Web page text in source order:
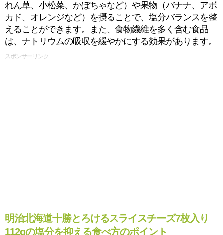
れん草、小松菜、かぼちゃなど）や果物（バナナ、アボ
カド、オレンジなど）を摂ることで、塩分バランスを整
えることができます。また、食物繊維を多く含む食品
は、ナトリウムの吸収を緩やかにする効果があります。
スポンサーリンク
明治北海道十勝とろけるスライスチーズ7枚入り
112gの塩分を抑える食べ方のポイント